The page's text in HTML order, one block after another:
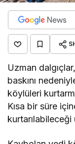
Uzman
baskını
köylüleri
Kısa bir süre